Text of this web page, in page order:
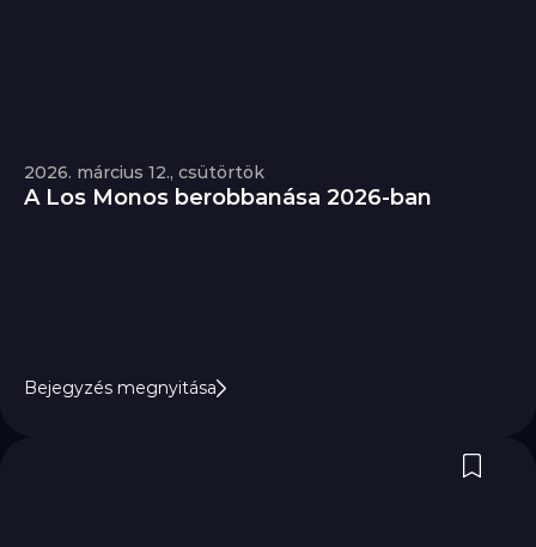
2026. március 12., csütörtök
A Los Monos berobbanása 2026-ban
Bejegyzés megnyitása